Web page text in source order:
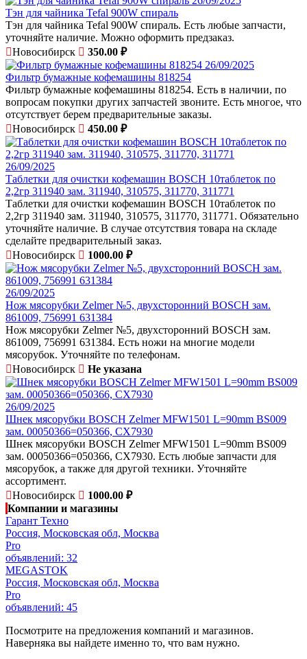
Тэн для чайника Tefal 900W спираль
Тэн для чайника Tefal 900W спираль. Есть любые запчасти,
уточняйте наличие. Можно оформить предзаказ.
Новосибирск
350.00 ₽
26/09/2025
Фильтр бумажные кофемашины 818254
Фильтр бумажные кофемашины 818254. Есть в наличии, по
вопросам покупки других запчастей звоните. Есть многое, что
отсутствует берем предварительные заказы.
Новосибирск
450.00 ₽
26/09/2025
Таблетки для очистки кофемашин BOSCH 10таблеток по
2,2гр 311940 зам. 311940, 310575, 311770, 311771
Таблетки для очистки кофемашин BOSCH 10таблеток по
2,2гр 311940 зам. 311940, 310575, 311770, 311771. Обязательно
уточняйте наличие. В случае отсутствия товара на складе
сделайте предварительный заказ.
Новосибирск
1000.00 ₽
26/09/2025
Нож мясорубки Zelmer №5, двухсторонний BOSCH зам.
861009, 756991 631384
Нож мясорубки Zelmer №5, двухсторонний BOSCH зам.
861009, 756991 631384. Есть ножи на многие модели
мясорубок. Уточняйте по телефонам.
Новосибирск
Не указана
26/09/2025
Шнек мясорубки BOSCH Zelmer MFW1501 L=90mm BS009
зам. 00050366=050366, CX7930
Шнек мясорубки BOSCH Zelmer MFW1501 L=90mm BS009
зам. 00050366=050366, CX7930. Есть любые запчасти для
мясорубок, а также для другой техники. Уточняйте
ассортимент.
Новосибирск
1000.00 ₽
Компании и магазины
Гарант Техно
Россия, Московская обл, Москва
Pro
объявлений: 32
MEGASTOK
Россия, Московская обл, Москва
Pro
объявлений: 45
Посмотрите на предложения компаний и магазинов.
Наверняка вы найдете именно то, что вам нужно.